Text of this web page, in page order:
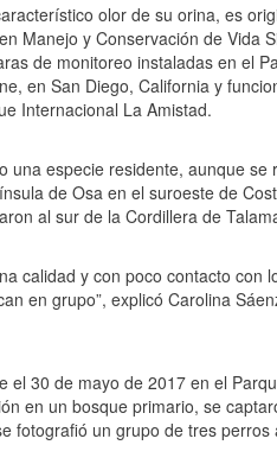
olor de su orina, es
Manejo y Conservación de Vida
de monitoreo instaladas en el
en San Diego, California y
Internacional La Amistad.
una especie residente, aunque se
de Osa en el suroeste de
al sur de la Cordillera de
calidad y con poco contacto con
en grupo”, explicó Carolina
30 de mayo de 2017 en el
en un bosque primario, se
fotografió un grupo de tres perros
a
JULIO 24, 2026
Rechazo al
cuando hubo